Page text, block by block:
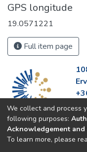
GPS longitude
19.0571221
Full item page
We collect and process
following purposes:
Acknowledgement and
To learn more, please